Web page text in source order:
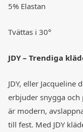
5% Elastan
Tvättas i 30°
JDY – Trendiga
JDY, eller Jacqueline
erbjuder snygga
är modern,
till fest. Med JDY